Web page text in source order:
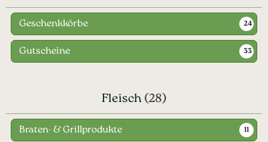
Geschenkkörbe 24
Gutscheine 33
Fleisch (28)
Braten- & Grillprodukte 11